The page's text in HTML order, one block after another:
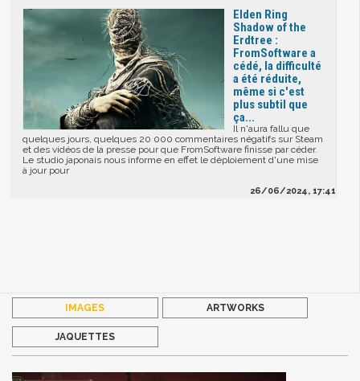
Elden Ring
Shadow of the
Erdtree :
FromSoftware a
cédé, la difficulté
a été réduite,
même si c'est
plus subtil que
ça...
Il n'aura fallu que
quelques jours, quelques 20 000 commentaires négatifs sur Steam
et des vidéos de la presse pour que FromSoftware finisse par céder.
Le studio japonais nous informe en effet le déploiement d'une mise
à jour pour
26/06/2024, 17:41
IMAGES ARTWORKS
JAQUETTES